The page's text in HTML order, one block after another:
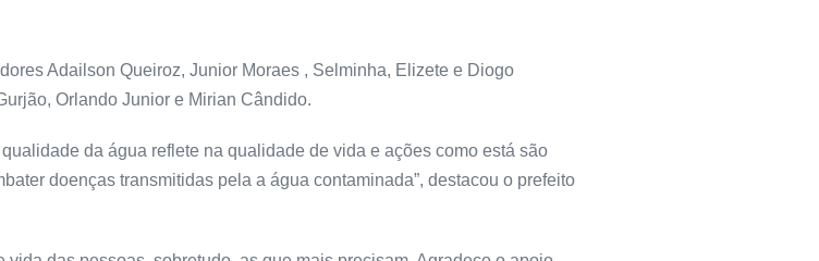
Adailson Queiroz, Junior Moraes , Selminha, Elizete e Diogo
Orlando Junior e Mirian Cândido.
da água reflete na qualidade de vida e ações como está são
doenças transmitidas pela a água contaminada”, destacou o prefeito